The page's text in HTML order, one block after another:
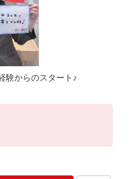
験からのスタート♪
）
有)